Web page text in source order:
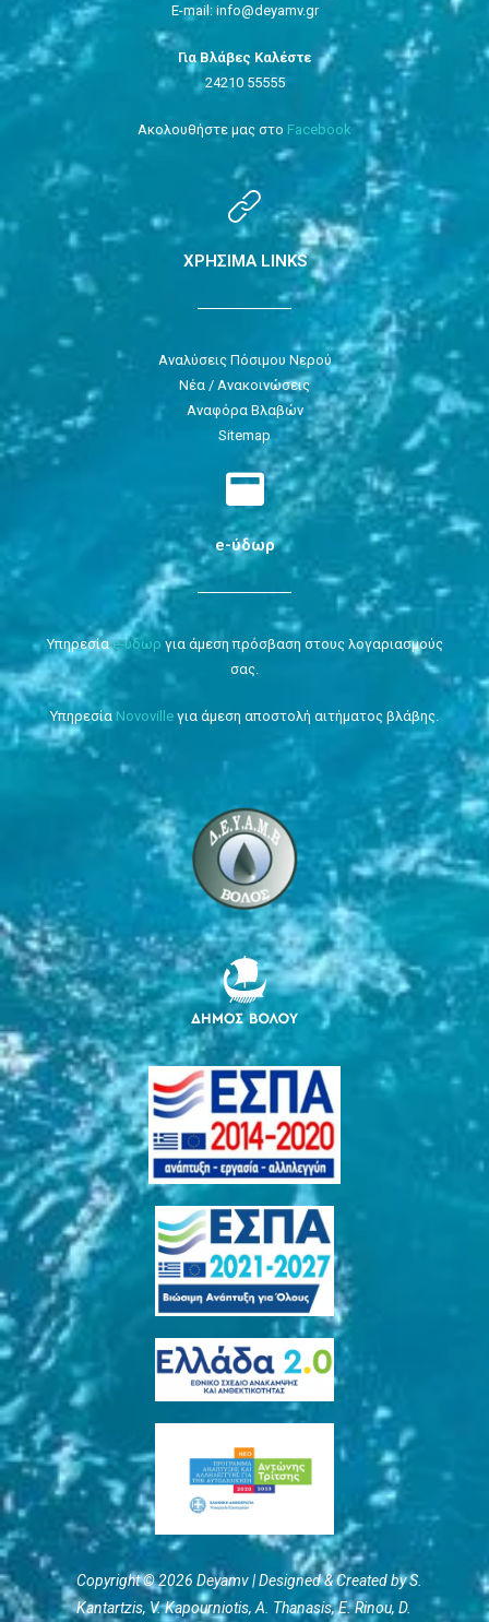
E-mail: info@deyamv.gr
Για Βλάβες Καλέστε
24210 55555
Ακολουθήστε μας στο Facebook
ΧΡΗΣΙΜΑ LINKS
Αναλύσεις Πόσιμου Νερού
Νέα / Ανακοινώσεις
Αναφόρα Βλαβών
Sitemap
e-ύδωρ
Υπηρεσίαe-ύδωρ για άμεση πρόσβαση στους λογαριασμούς
σας.
Υπηρεσία Novoville για άμεση αποστολή αιτήματος βλάβης.
Copyright © 2026 Deyamv | Designed & Created by S.
Kantartzis, V. Kapourniotis, Α. Thanasis, E. Rinou, D.